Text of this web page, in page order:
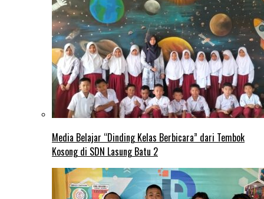
Media Belajar “Dinding Kelas Berbicara” dari Tembok
Kosong di SDN Lasung Batu 2